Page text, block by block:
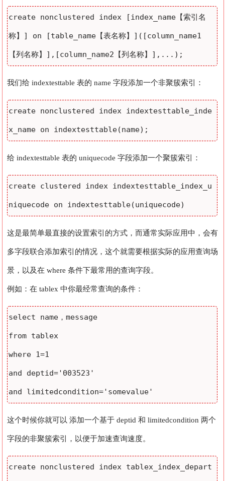
create nonclustered index [index_name【索引名
称】] on [table_name【表名称】]([column_name1
【列名称】],[column_name2【列名称】],...);
我们给 indextesttable 表的 name 字段添加一个非聚簇索引：
create nonclustered index indextesttable_inde
x_name on indextesttable(name);
给 indextesttable 表的 uniquecode 字段添加一个聚簇索引：
create clustered index indextesttable_index_u
niquecode on indextesttable(uniquecode)
这是最简单最直接的设置索引的方式，而通常实际应用中，会有
多字段联合添加索引的情况，这个就需要根据实际的应用查询场
景，以及在 where 条件下最常用的查询字段。
例如：在 tablex 中你最经常查询的条件：
select name，message
from tablex
where 1=1
and deptid='003523'
这个时候你就可以 添加一个基于 deptid 和 limitedcondition 两个
字段的非聚簇索引，以便于加速查询速度。
create nonclustered index tablex_index_depart